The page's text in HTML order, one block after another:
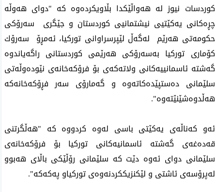
كوردسات نیوز له‌ هه‌واڵێكدا بڵاویكرده‌وه‌ كه‌ "دوای هه‌وڵه‌
چڕه‌كانی یه‌كێتیی نیشتمانیی كوردستان و جێگری سه‌رۆكی
حكومه‌تی هه‌رێم له‌گه‌ڵ لێپرسراوانی توركیا، ئه‌مڕۆ سه‌رۆك
كۆماری توركیا به‌سه‌رۆكی هه‌رێمی كوردستانی راگه‌یاندوه‌
گه‌شته‌ ئاسمانییه‌كانی ولاته‌كه‌ی بۆ فرۆكه‌خانه‌ی نێوده‌وڵه‌تی
سلێمانی ده‌ستپێده‌كاته‌وه‌ و گه‌مارۆی سه‌ر فڕۆكه‌خانه‌كه‌
هه‌ڵدوه‌شێنێته‌وه‌".
ئه‌و كه‌ناڵه‌ی‌ یه‌كێتی‌ باسی‌ له‌وه‌ كردووه‌ كه‌ "هه‌ڵگرتنی
قه‌ده‌غه‌ی گه‌شته‌ ئاسمانیه‌كانی توركیا بۆ فرۆكه‌خانه‌ی
سلێمانی دوای ئه‌وه‌ دێت كه‌ سلێمانی رۆڵێكی باڵای هه‌بوو
له‌پرۆسه‌ی ئاشتی و لێكنزیككردنه‌وه‌ی توركیاو په‌كه‌كه‌".